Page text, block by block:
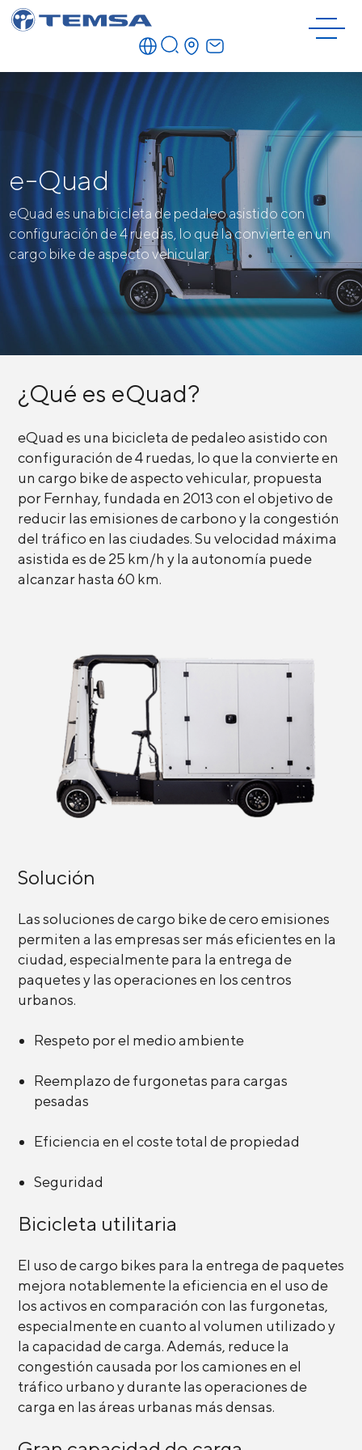
e-Quad
eQuad es una bicicleta de pedaleo asistido con
configuración de 4 ruedas, lo que la convierte en un
cargo bike de aspecto vehicular.
¿Qué es eQuad?
eQuad es una bicicleta de pedaleo asistido con
configuración de 4 ruedas, lo que la convierte en
un cargo bike de aspecto vehicular, propuesta
por Fernhay, fundada en 2013 con el objetivo de
reducir las emisiones de carbono y la congestión
del tráfico en las ciudades. Su velocidad máxima
asistida es de 25 km/h y la autonomía puede
alcanzar hasta 60 km.
Solución
Las soluciones de cargo bike de cero emisiones
permiten a las empresas ser más eficientes en la
ciudad, especialmente para la entrega de
paquetes y las operaciones en los centros
urbanos.
Respeto por el medio ambiente
Reemplazo de furgonetas para cargas
pesadas
Eficiencia en el coste total de propiedad
Seguridad
Bicicleta utilitaria
El uso de cargo bikes para la entrega de paquetes
mejora notablemente la eficiencia en el uso de
los activos en comparación con las furgonetas,
especialmente en cuanto al volumen utilizado y
la capacidad de carga. Además, reduce la
congestión causada por los camiones en el
tráfico urbano y durante las operaciones de
carga en las áreas urbanas más densas.